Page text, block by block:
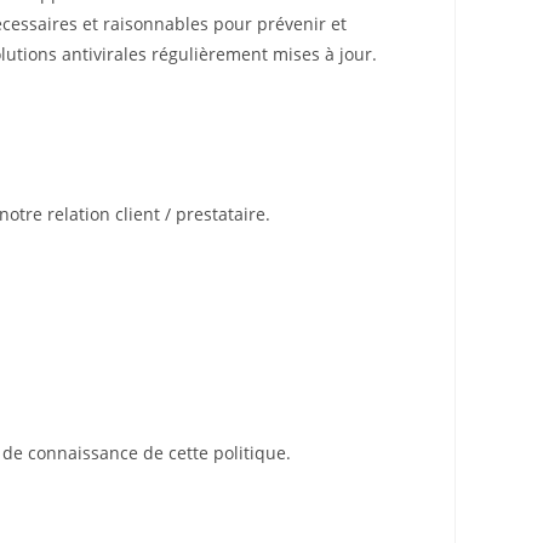
et raisonnables pour prévenir et
antivirales régulièrement mises à jour.
relation client / prestataire.
connaissance de cette politique.